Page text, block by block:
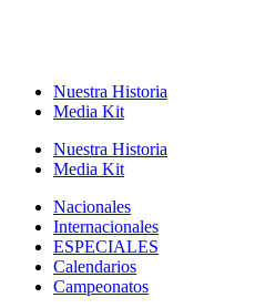
Nuestra Historia
Media Kit
Nuestra Historia
Media Kit
Nacionales
Internacionales
ESPECIALES
Calendarios
Campeonatos